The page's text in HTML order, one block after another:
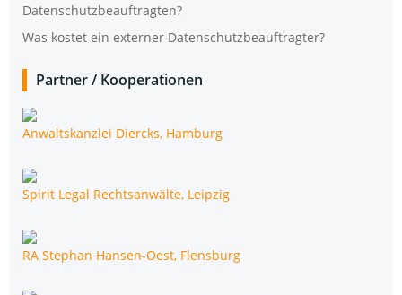
Datenschutzbeauftragten?
Was kos­tet ein exter­ner Datenschutzbeauftragter?
Part­ner /​ Koope­ra­tio­nen
Anwalts­kanz­lei Diercks, Hamburg
Spi­rit Legal Rechts­an­wäl­te, Leipzig
RA Ste­phan Han­sen-Oest, Flensburg